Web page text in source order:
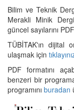
Bilim ve Teknik
Merakli Minik
güncel sayılarını
TÜBİTAK'ın dijital
ulaşmak için
PDF formatını
benzeri bir
programını buradan